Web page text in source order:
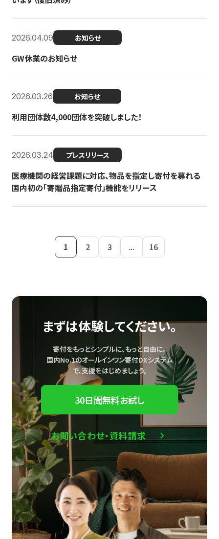
2026.04.09 お知らせ
GW休業のお知らせ
2026.03.26 お知らせ
利用団体数4,000団体を突破しました！
2026.03.24 プレスリリース
医療機関の経営課題に対応、物品を指定し寄付を募れる
国内初の「寄贈品指定寄付」機能をリリース
1 2 3 ... 16
まずは体験してください。
寄付をもっとシンプルに、もっと自由に。
国内No.1のオールインワン寄付DXシステム
で、支援をはじめましょう。
30日間無料お試し
お問い合わせ・資料請求